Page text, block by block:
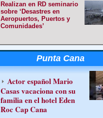
Realizan en RD seminario
sobre ‘Desastres en
Aeropuertos, Puertos y
Comunidades’
Punta Cana
Actor español Mario
Casas vacaciona con su
familia en el hotel Eden
Roc Cap Cana